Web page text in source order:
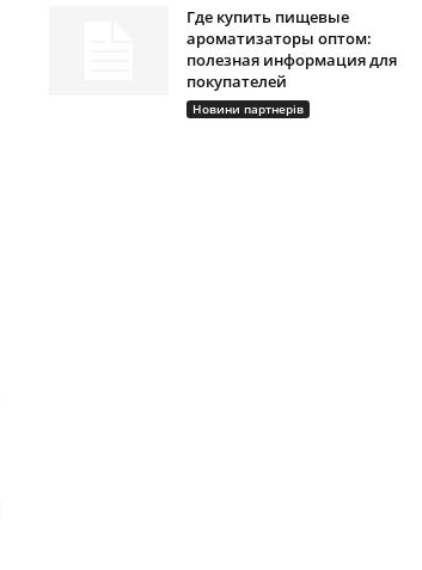
Где купить пищевые
ароматизаторы оптом:
полезная информация для
покупателей
Новини партнерів